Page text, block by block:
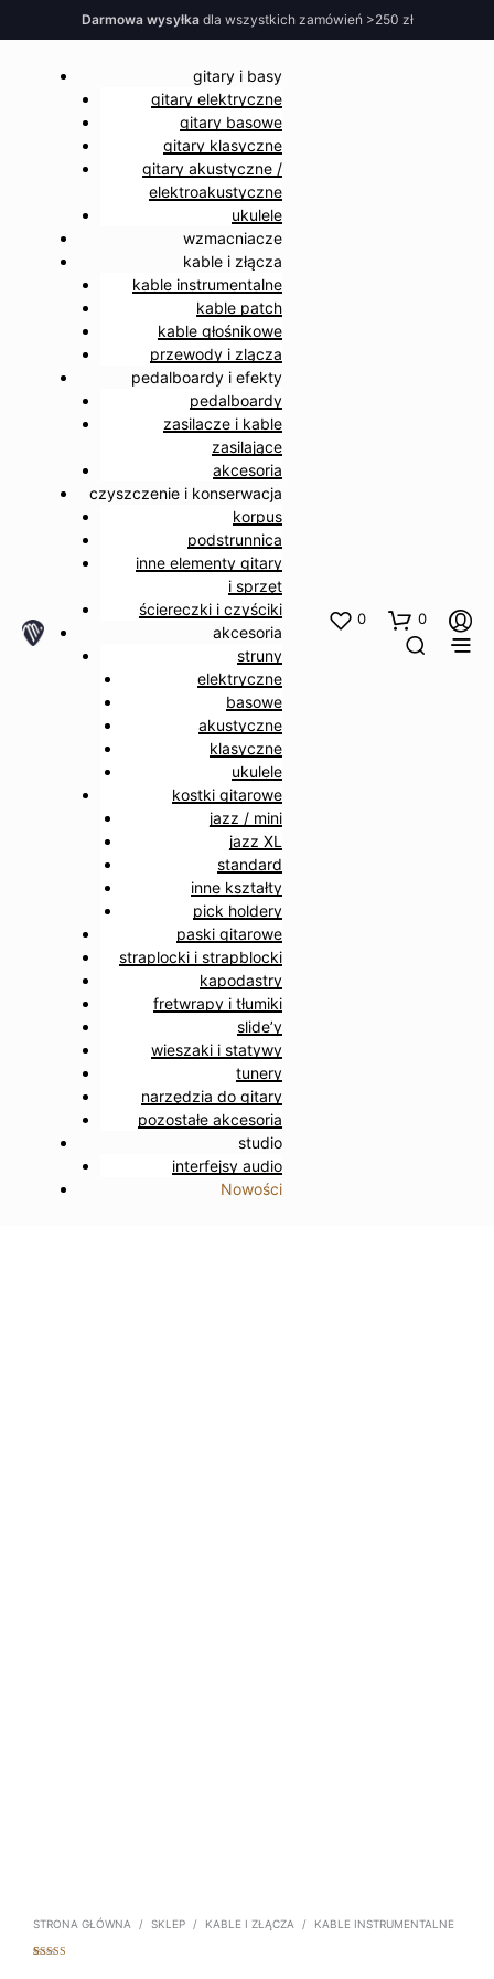
Darmowa wysyłka dla wszystkich zamówień >250 zł
gitary i basy
gitary elektryczne
gitary basowe
gitary klasyczne
gitary akustyczne /
elektroakustyczne
ukulele
wzmacniacze
kable i złącza
kable instrumentalne
kable patch
kable głośnikowe
przewody i zlącza
pedalboardy i efekty
pedalboardy
zasilacze i kable
zasilające
akcesoria
czyszczenie i konserwacja
korpus
podstrunnica
inne elementy gitary
i sprzęt
ściereczki i czyściki
akcesoria
struny
elektryczne
basowe
akustyczne
klasyczne
ukulele
kostki gitarowe
jazz / mini
jazz XL
standard
inne kształty
pick holdery
paski gitarowe
straplocki i strapblocki
kapodastry
fretwrapy i tłumiki
slide’y
wieszaki i statywy
tunery
narzędzia do gitary
pozostałe akcesoria
studio
interfejsy audio
Nowości
0 0
STRONA GŁÓWNA / SKLEP / KABLE I ZŁĄCZA / KABLE INSTRUMENTALNE